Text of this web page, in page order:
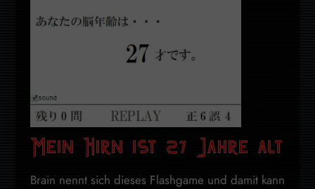
Mein Hirn ist 27 Jahre alt
Brain nennt sich dieses Flashgame und damit kann